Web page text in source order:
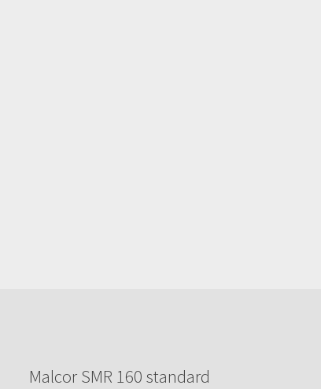
Malcor SMR 160 standard